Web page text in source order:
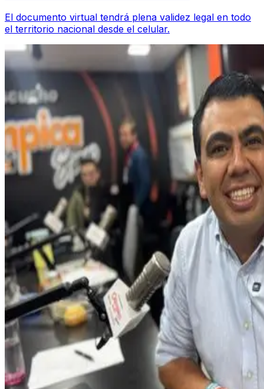
El documento virtual tendrá plena validez legal en todo
el territorio nacional desde el celular.